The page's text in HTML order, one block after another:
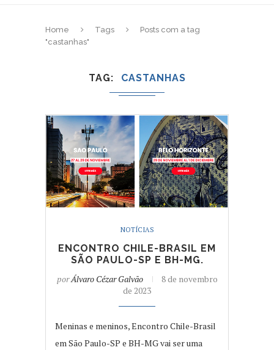
Home Tags
Posts com a tag
"castanhas"
TAG CASTANHAS
NOTÍCIAS
ENCONTRO CHILE-BRASIL EM
SÃO PAULO-SP E BH-MG.
porÁlvaro Cézar Galvão
8 de novembro
de 2023
Meninas e meninos, Encontro Chile-Brasil
em São Paulo-SP e BH-MG vai ser uma